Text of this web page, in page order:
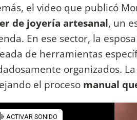
el video que publicó
de joyería artesanal, un
En ese sector, la
de herramientas
organizados.
el proceso manual